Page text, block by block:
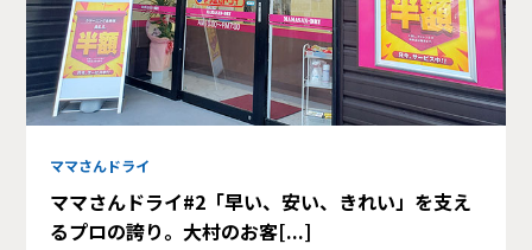
ママさんドライ
ママさんドライ#2「早い、安い、きれい」を支え
るプロの誇り。大村のお客[...]